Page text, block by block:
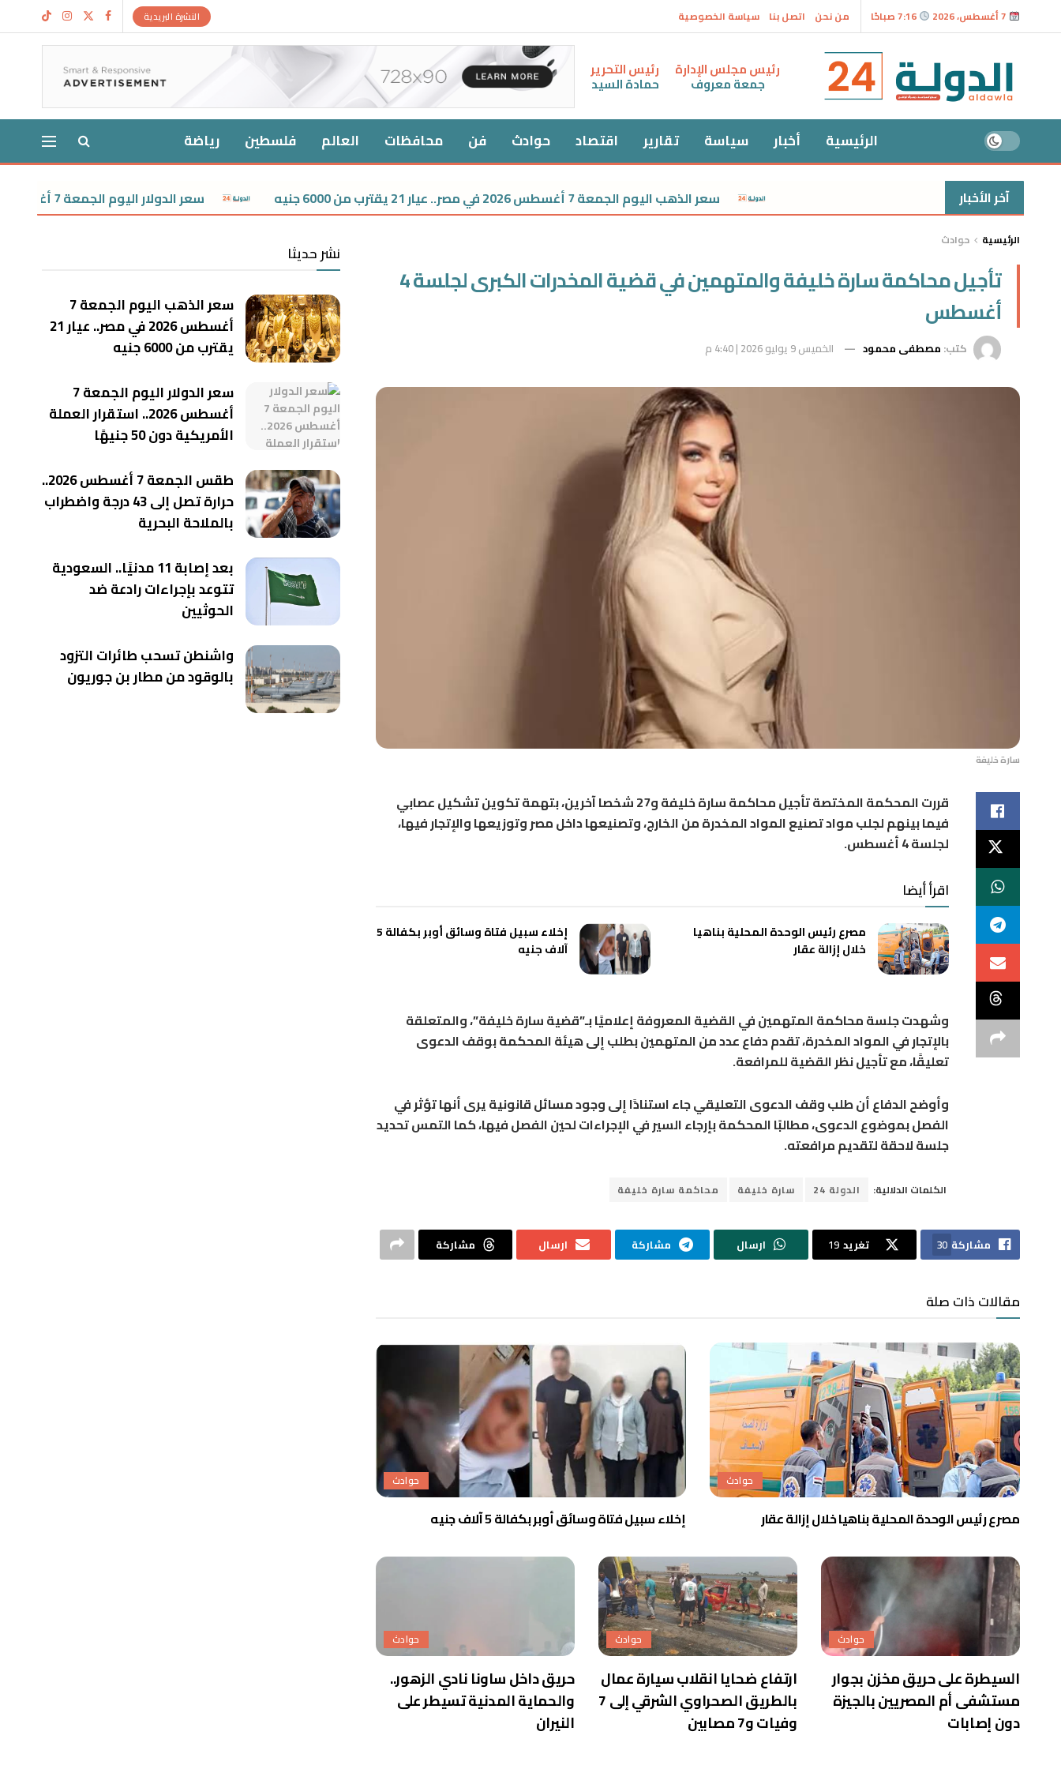
من نحن اتصل بنا سياسة الخصوصية النشرة البريدية
رئيس مجلس الإدارة
جمعة معروف
رئيس التحرير
حمادة السيد
الرئيسية أخبار سياسة تقارير اقتصاد حوادث فن محافظات العالم فلسطين رياضة
آخر الأخبار سعر الذهب اليوم الجمعة 7 أغسطس 2026 في مصر.. عيار 21 يقترب من 6000 جنيه سعر الدولار اليوم الجمعة 7 أغسطس 2026.. استقرار العملة الأمريكية دون 50 جنيهًا
الرئيسية حوادث
تأجيل محاكمة سارة خليفة والمتهمين في قضية المخدرات الكبرى لجلسة 4
أغسطس
كتب: مصطفى محمود الخميس 9 يوليو 2026 | 4:40 م
سارة خليفة
قررت المحكمة المختصة تأجيل محاكمة سارة خليفة و27 شخصا آخرين، بتهمة تكوين تشكيل عصابي
فيما بينهم لجلب مواد تصنيع المواد المخدرة من الخارج، وتصنيعها داخل مصر وتوزيعها والإتجار فيها،
لجلسة 4 أغسطس.
اقرأ أيضا
مصرع رئيس الوحدة المحلية بناهيا
خلال إزالة عقار
إخلاء سبيل فتاة وسائق أوبر بكفالة 5
آلاف جنيه
وشهدت جلسة محاكمة المتهمين في القضية المعروفة إعلاميًا بـ”قضية سارة خليفة”، والمتعلقة
بالإتجار في المواد المخدرة، تقدم دفاع عدد من المتهمين بطلب إلى هيئة المحكمة بوقف الدعوى
تعليقًا، مع تأجيل نظر القضية للمرافعة.
وأوضح الدفاع أن طلب وقف الدعوى التعليقي جاء استنادًا إلى وجود مسائل قانونية يرى أنها تؤثر في
الفصل بموضوع الدعوى، مطالبًا المحكمة بإرجاء السير في الإجراءات لحين الفصل فيها، كما التمس تحديد
جلسة لاحقة لتقديم مرافعته.
الكلمات الدلالية: الدولة 24 سارة خليفة محاكمة سارة خليفة
مشاركة 30 تغريد 19 ارسال مشاركة ارسال مشاركة
مقالات ذات صلة
حوادث
مصرع رئيس الوحدة المحلية بناهيا خلال إزالة عقار
حوادث
إخلاء سبيل فتاة وسائق أوبر بكفالة 5 آلاف جنيه
حوادث
السيطرة على حريق مخزن بجوار
مستشفى أم المصريين بالجيزة
دون إصابات
حوادث
ارتفاع ضحايا انقلاب سيارة عمال
بالطريق الصحراوي الشرقي إلى 7
وفيات و7 مصابين
حوادث
حريق داخل ساونا نادي الزهور..
والحماية المدنية تسيطر على
النيران
نشر حديثا
سعر الذهب اليوم الجمعة 7
أغسطس 2026 في مصر.. عيار 21
يقترب من 6000 جنيه
سعر الدولار اليوم الجمعة 7
أغسطس 2026.. استقرار العملة
الأمريكية دون 50 جنيهًا
طقس الجمعة 7 أغسطس 2026..
حرارة تصل إلى 43 درجة واضطراب
بالملاحة البحرية
بعد إصابة 11 مدنيًا.. السعودية
تتوعد بإجراءات رادعة ضد
الحوثيين
واشنطن تسحب طائرات التزود
بالوقود من مطار بن جوريون